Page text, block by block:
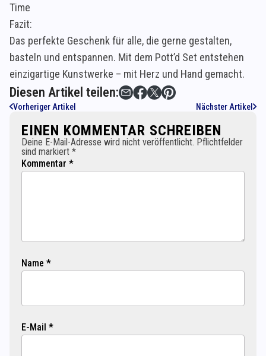
Time
Fazit:
Das perfekte Geschenk für alle, die gerne gestalten,
basteln und entspannen. Mit dem Pott’d Set entstehen
einzigartige Kunstwerke – mit Herz und Hand gemacht.
Diesen Artikel teilen:
Vorheriger Artikel Nächster Artikel
EINEN KOMMENTAR SCHREIBEN
Deine E-Mail-Adresse wird nicht veröffentlicht. Pflichtfelder
sind markiert *
Kommentar *
Name *
E-Mail *